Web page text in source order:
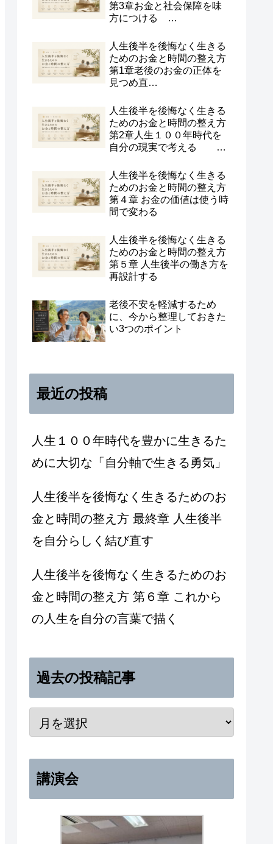
第3章お金と社会保障を味
方につける
人生後半を後悔なく生きる
ためのお金と時間の整え方
第1章老後のお金の正体を
見つめ直
人生後半を後悔なく生きる
ためのお金と時間の整え方
第2章人生１００年時代を
自分の現実で考える
人生後半を後悔なく生きる
ためのお金と時間の整え方
第４章 お金の価値は使う時
間で変わる
人生後半を後悔なく生きる
ためのお金と時間の整え方
第５章 人生後半の働き方を
再設計する
老後不安を軽減するため
に、今から整理しておきた
い3つのポイント
最近の投稿
人生１００年時代を豊かに生きるた
めに大切な「自分軸で生きる勇気」
人生後半を後悔なく生きるためのお
金と時間の整え方 最終章 人生後半
を自分らしく結び直す
人生後半を後悔なく生きるためのお
金と時間の整え方 第６章 これから
の人生を自分の言葉で描く
過去の投稿記事
講演会